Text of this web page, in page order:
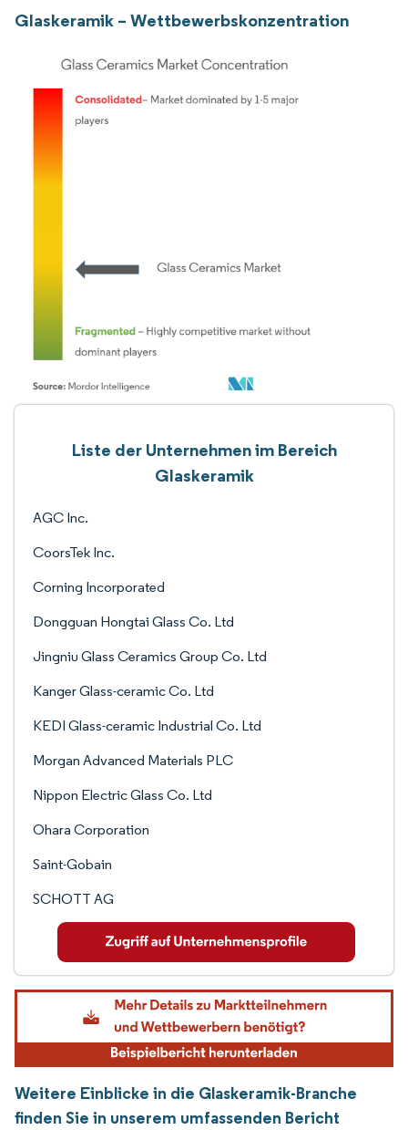
Glaskeramik – Wettbewerbskonzentration
Liste der Unternehmen im Bereich
Glaskeramik
AGC Inc.
CoorsTek Inc.
Corning Incorporated
Dongguan Hongtai Glass Co. Ltd
Jingniu Glass Ceramics Group Co. Ltd
Kanger Glass-ceramic Co. Ltd
KEDI Glass-ceramic Industrial Co. Ltd
Morgan Advanced Materials PLC
Nippon Electric Glass Co. Ltd
Ohara Corporation
Saint-Gobain
SCHOTT AG
Weitere Einblicke in die Glaskeramik-Branche
finden Sie in unserem umfassenden Bericht